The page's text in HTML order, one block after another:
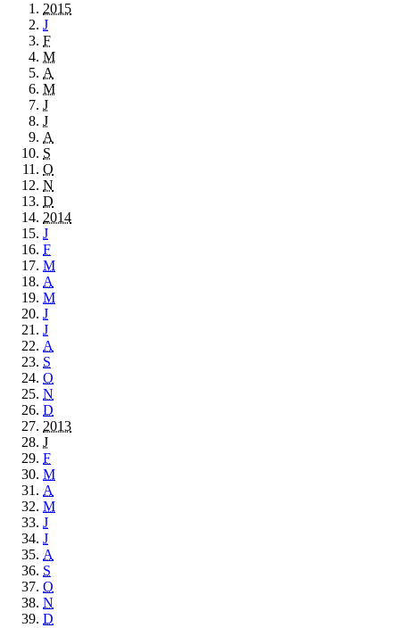
2015
J
F
M
A
M
J
J
A
S
O
N
D
2014
J
F
M
A
M
J
J
A
S
O
N
D
2013
J
F
M
A
M
J
J
A
S
O
N
D